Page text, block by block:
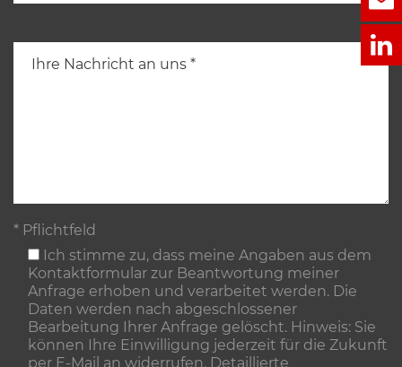
* Pflichtfeld
Ich stimme zu, dass meine Angaben aus dem
Kontaktformular zur Beantwortung meiner
Anfrage erhoben und verarbeitet werden. Die
Daten werden nach abgeschlossener
Bearbeitung Ihrer Anfrage gelöscht. Hinweis: Sie
können Ihre Einwilligung jederzeit für die Zukunft
per E-Mail an widerrufen. Detaillierte